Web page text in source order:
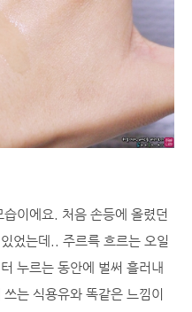
이에요. 처음 손등에 올렸던
었는데.. 주르륵 흐르는 오일
누르는 동안에 벌써 흘러내
는 식용유와 똑같은 느낌이